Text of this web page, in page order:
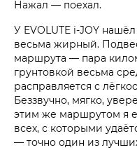
Нажал — поехал.
У EVOLUTE i‑JOY
весьма жирный.
маршрута — пара
грунтовкой весьма
расправляется с
Беззвучно, мягко,
этим же маршрутом я
всех, с которыми
— точно один из